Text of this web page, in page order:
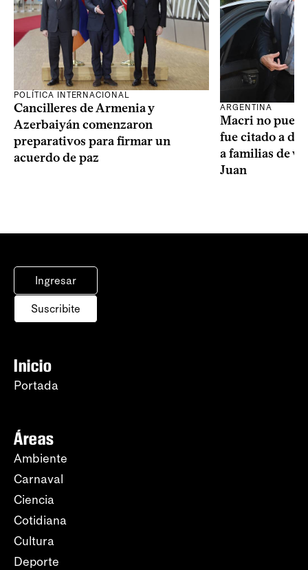
POLÍTICA INTERNACIONAL
Cancilleres de Armenia y
Azerbaiyán comenzaron
preparativos para firmar un
acuerdo de paz
ARGENTINA
Macri no
fue citado a
a familias de
Juan
Ingresar
Suscribite
Inicio
Portada
Áreas
Ambiente
Carnaval
Ciencia
Cotidiana
Cultura
Deporte